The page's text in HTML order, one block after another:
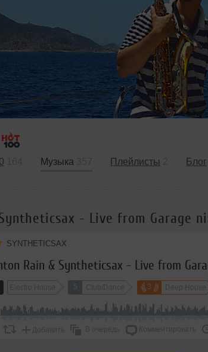
Музыка Плейлисты Блог
- Live from Garage
SYNTHETICSAX
Rain & Syntheticsax - Live from
Electro House 5 Club/Dance 3 Deep House
Добавить В очередь Комментировать